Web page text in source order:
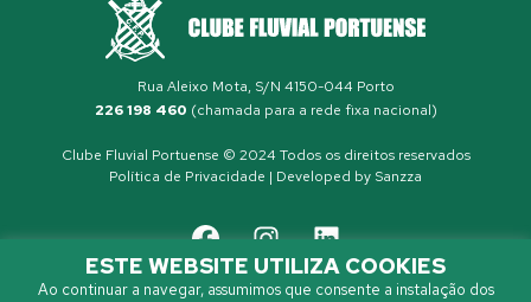
Rua Aleixo Mota, S/N 4150-044 Porto
226 198 460 (chamada para a rede fixa nacional)
Clube Fluvial Portuense © 2024 Todos os direitos reservados
Política de Privacidade | Developed by Sanzza
ESTE WEBSITE UTILIZA COOKIES
Ao continuar a navegar, assumimos que consente a instalação dos